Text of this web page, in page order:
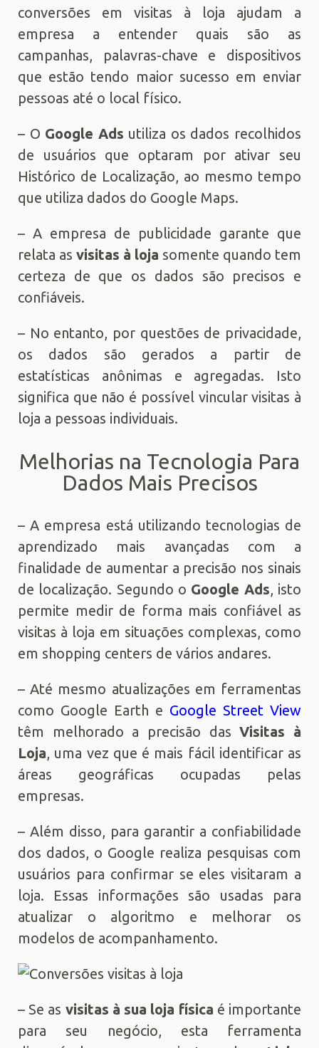
conversões em visitas à loja ajudam a
empresa a entender quais são as
campanhas, palavras-chave e dispositivos
que estão tendo maior sucesso em enviar
pessoas até o local físico.
– O Google Ads utiliza os dados recolhidos
de usuários que optaram por ativar seu
Histórico de Localização, ao mesmo tempo
que utiliza dados do Google Maps.
– A empresa de publicidade garante que
relata as visitas à loja somente quando tem
certeza de que os dados são precisos e
confiáveis.
– No entanto, por questões de privacidade,
os dados são gerados a partir de
estatísticas anônimas e agregadas. Isto
significa que não é possível vincular visitas à
loja a pessoas individuais.
Melhorias na Tecnologia Para
Dados Mais Precisos
– A empresa está utilizando tecnologias de
aprendizado mais avançadas com a
finalidade de aumentar a precisão nos sinais
de localização. Segundo o Google Ads, isto
permite medir de forma mais confiável as
visitas à loja em situações complexas, como
em shopping centers de vários andares.
– Até mesmo atualizações em ferramentas
como Google Earth e Google Street View
têm melhorado a precisão dasVisitas à
Loja, uma vez que é mais fácil identificar as
áreas geográficas ocupadas pelas
empresas.
– Além disso, para garantir a confiabilidade
dos dados, o Google realiza pesquisas com
usuários para confirmar se eles visitaram a
loja. Essas informações são usadas para
atualizar o algoritmo e melhorar os
modelos de acompanhamento.
– Se as visitas à sua loja física é importante
para seu negócio, esta ferramenta